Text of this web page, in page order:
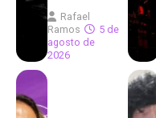
Rafael
Ramos
5 de
agosto de
2026